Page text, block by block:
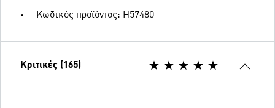
Κωδικός προϊόντος: H57480
Κριτικές (165)